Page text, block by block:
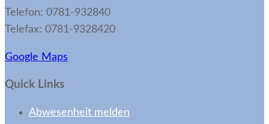
Telefon: 0781-932840
Telefax: 0781-9328420
Google Maps
Quick Links
Abwesenheit melden